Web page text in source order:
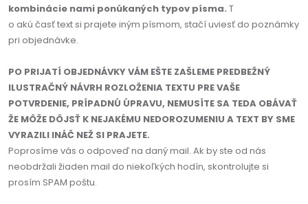
kombinácie nami ponúkaných typov písma. T
o akú časť text si prajete iným písmom, stačí uviesť do poznámky
pri objednávke.
PO PRIJATÍ OBJEDNÁVKY VÁM EŠTE ZAŠLEME PREDBEŽNÝ
ILUSTRAČNÝ NÁVRH ROZLOŽENIA TEXTU PRE VAŠE
POTVRDENIE, PRÍPADNÚ ÚPRAVU, NEMUSÍTE SA TEDA OBÁVAŤ
ŽE MÔŽE DÔJSŤ K NEJAKÉMU NEDOROZUMENIU A TEXT BY SME
VYRAZILI INÁČ NEŽ SI PRAJETE.
Poprosíme vás o odpoveď na daný mail. Ak by ste od nás
neobdržali žiaden mail do niekoľkých hodín, skontrolujte si
prosím SPAM poštu.